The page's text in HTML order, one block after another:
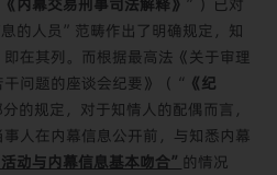
《内幕交易刑事司法解释》 ”）已对
的人员”范畴作出了明确规定，知
在其列。而根据最高法《关于审理
问题的座谈会纪要》（“ 《纪
的规定，对于知情人的配偶而言，
人在内幕信息公开前，与知悉内幕
动与内幕信息基本吻合” 的情况